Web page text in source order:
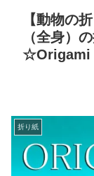
【動物の
（全身）
☆Origami
折り紙